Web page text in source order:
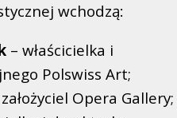
wchodzą:
– właścicielka i
Polswiss Art;
Opera Gallery;